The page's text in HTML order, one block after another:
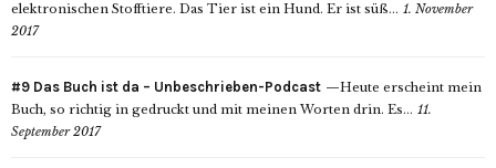
elektronischen Stofftiere. Das Tier ist ein Hund. Er ist süß... 1. November
2017
#9 Das Buch ist da – Unbeschrieben-Podcast
Heute erscheint mein
Buch, so richtig in gedruckt und mit meinen Worten drin. Es... 11.
September 2017